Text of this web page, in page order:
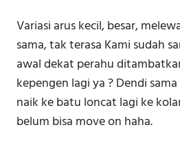
Variasi arus kecil, besar,
sama, tak terasa Kami sudah
awal dekat perahu
kepengen lagi ya ? Dendi
naik ke batu loncat lagi ke
belum bisa move on haha.